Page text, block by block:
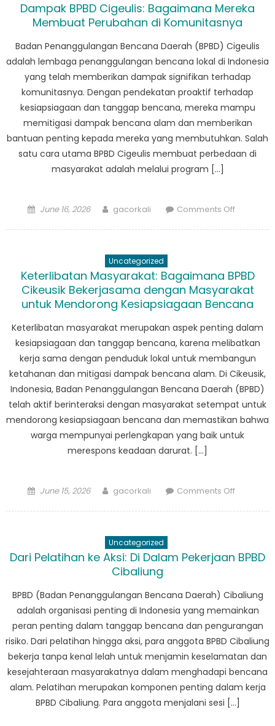
dalam
Bencana
Dampak BPBD Cigeulis: Bagaimana Mereka
Membuat Perubahan di Komunitasnya
Badan Penanggulangan Bencana Daerah (BPBD) Cigeulis
adalah lembaga penanggulangan bencana lokal di Indonesia
yang telah memberikan dampak signifikan terhadap
komunitasnya. Dengan pendekatan proaktif terhadap
kesiapsiagaan dan tanggap bencana, mereka mampu
memitigasi dampak bencana alam dan memberikan
bantuan penting kepada mereka yang membutuhkan. Salah
satu cara utama BPBD Cigeulis membuat perbedaan di
masyarakat adalah melalui program […]
Posted
June 16, 2026 Author
gacorkali Comments Offon
Mereka
Membuat
di
Uncategorized
Keterlibatan Masyarakat: Bagaimana BPBD
Cikeusik Bekerjasama dengan Masyarakat
untuk Mendorong Kesiapsiagaan Bencana
Keterlibatan masyarakat merupakan aspek penting dalam
kesiapsiagaan dan tanggap bencana, karena melibatkan
kerja sama dengan penduduk lokal untuk membangun
ketahanan dan mitigasi dampak bencana alam. Di Cikeusik,
Indonesia, Badan Penanggulangan Bencana Daerah (BPBD)
telah aktif berinteraksi dengan masyarakat setempat untuk
mendorong kesiapsiagaan bencana dan memastikan bahwa
warga mempunyai perlengkapan yang baik untuk
merespons keadaan darurat. […]
Posted
June 15, 2026 Author
gacorkali Comments Offon
Cikeusik
dengan
untuk
Bencana
Uncategorized
Dari Pelatihan ke Aksi: Di ​​Dalam Pekerjaan BPBD
Cibaliung
BPBD (Badan Penanggulangan Bencana Daerah) Cibaliung
adalah organisasi penting di Indonesia yang memainkan
peran penting dalam tanggap bencana dan pengurangan
risiko. Dari pelatihan hingga aksi, para anggota BPBD Cibaliung
bekerja tanpa kenal lelah untuk menjamin keselamatan dan
kesejahteraan masyarakatnya dalam menghadapi bencana
alam. Pelatihan merupakan komponen penting dalam kerja
BPBD Cibaliung. Para anggota menjalani sesi […]